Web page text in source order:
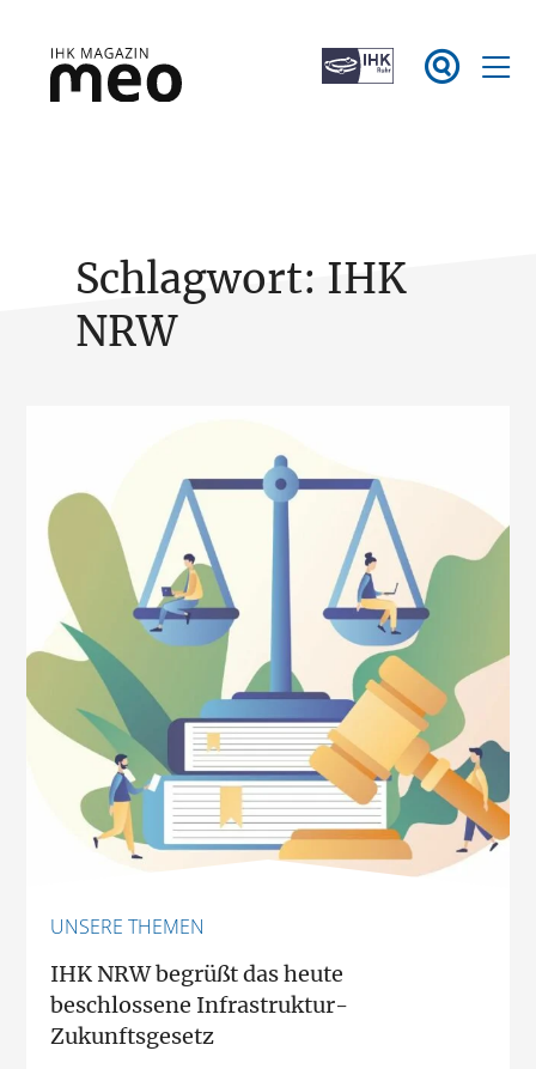

Schlagwort: IHK
NRW
UNSERE THEMEN
IHK NRW begrüßt das heute
beschlossene Infrastruktur-
Zukunftsgesetz